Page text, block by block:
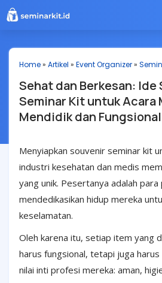
Home» Artikel » Event Organizer»
Sehat dan Berkesan: Ide
Seminar Kit untuk Acara
Mendidik dan Fungsional
Menyiapkan souvenir seminar kit
industri kesehatan dan medis
yang unik. Pesertanya adalah
mendedikasikan hidup mereka
keselamatan.
Oleh karena itu, setiap item yang
harus fungsional, tetapi juga harus
nilai inti profesi mereka: aman,